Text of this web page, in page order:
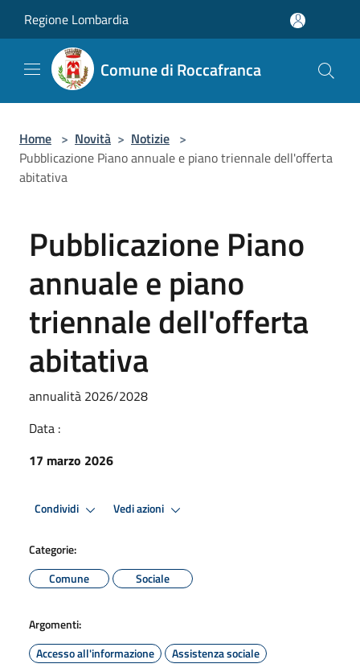
Regione Lombardia
Comune di Roccafranca
Home > Novità > Notizie >
Pubblicazione Piano annuale e piano triennale dell'offerta
abitativa
Pubblicazione Piano
annuale e piano
triennale dell'offerta
abitativa
annualità 2026/2028
Data :
17 marzo 2026
Condividi Vedi azioni
Categorie:
Comune
Sociale
Argomenti:
Accesso all'informazione
Assistenza sociale